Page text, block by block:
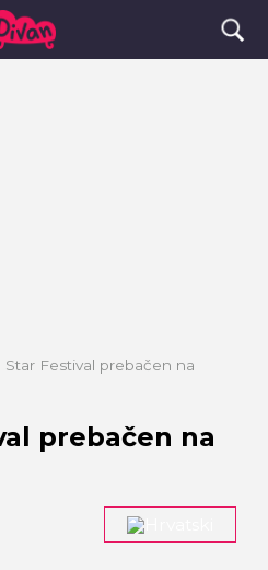
Star Festival prebačen na
prebačen na